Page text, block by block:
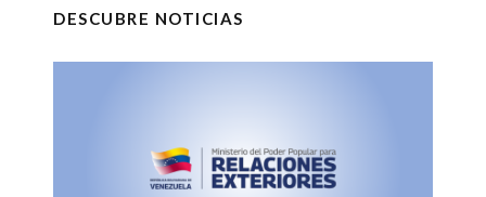
DESCUBRE NOTICIAS